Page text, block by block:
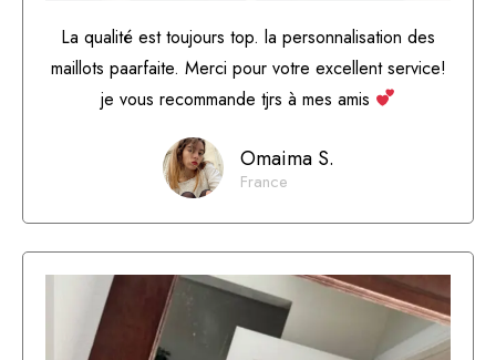
La qualité est toujours top. la personnalisation des
maillots paarfaite. Merci pour votre excellent service!
je vous recommande tjrs à mes amis
Omaima S.
France